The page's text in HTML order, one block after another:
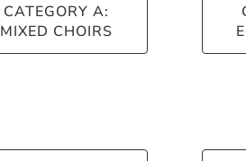
CATEGORY A:
MIXED CHOIRS